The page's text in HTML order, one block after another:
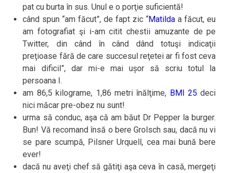
pat cu burta în sus. Unul e o porţie suficientă!
când spun “am făcut”, de fapt zic “Matilda a făcut, eu
am fotografiat şi i-am citit chestii amuzante de pe
Twitter, din când în când dând totuşi indicaţii
preţioase fără de care succesul reţetei ar fi fost ceva
mai dificil”, dar mi-e mai ușor să scriu totul la
persoana I.
am 86,5 kilograme, 1,86 metri înălţime, BMI 25 deci
nici măcar pre-obez nu sunt!
urma să conduc, aşa că am băut Dr Pepper la burger.
Bun! Vă recomand însă o bere Grolsch sau, dacă nu vi
se pare scumpă, Pilsner Urquell, cea mai bună bere
ever!
dacă nu aveţi chef să gătiţi aşa ceva în casă, mergeţi